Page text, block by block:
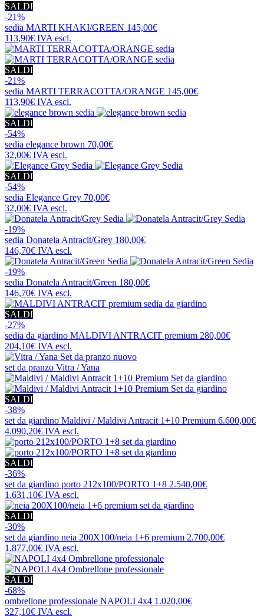
SALDI
-21%
sedia MARTI KHAKI/GREEN 145,00€
113,90€ IVA escl.
SALDI
-21%
sedia MARTI TERRACOTTA/ORANGE 145,00€
113,90€ IVA escl.
SALDI
-54%
sedia elegance brown 70,00€
32,00€ IVA escl.
SALDI
-54%
sedia Elegance Grey 70,00€
32,00€ IVA escl.
-19%
sedia Donatela Antracit/Grey 180,00€
146,70€ IVA escl.
-19%
sedia Donatela Antracit/Green 180,00€
146,70€ IVA escl.
SALDI
-27%
sedia da giardino MALDIVI ANTRACIT premium 280,00€
204,10€ IVA escl.
nuovo
set da pranzo Vitra / Yana
SALDI
-38%
set da giardino Maldivi / Maldivi Antracit 1+10 Premium 6.600,00€
4.090,20€ IVA escl.
SALDI
-36%
set da giardino porto 212x100/PORTO 1+8 2.540,00€
1.631,10€ IVA escl.
SALDI
-30%
set da giardino neia 200X100/neia 1+6 premium 2.700,00€
1.877,00€ IVA escl.
SALDI
-68%
ombrellone professionale NAPOLI 4x4 1.020,00€
327,10€ IVA escl.